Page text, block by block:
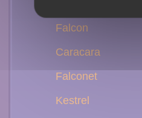
Falcon
Caracara
Falconet
Kestrel